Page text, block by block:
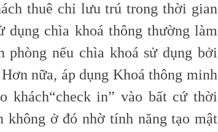
thuê chỉ lưu trú trong thời gian
dụng chìa khoá thông thường làm
phòng nếu chìa khoá sử dụng bởi
nữa, áp dụng Khoá thông minh
khách“check in” vào bất cứ thời
không ở đó nhờ tính năng tạo mật